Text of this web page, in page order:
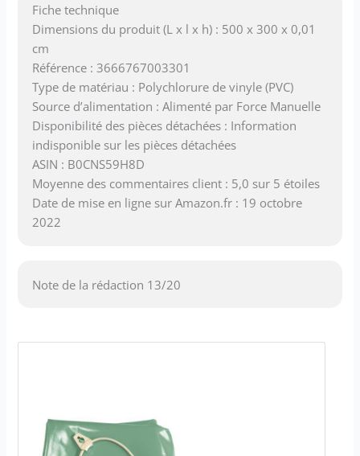
Fiche technique
Dimensions du produit (L x l x h) : 500 x 300 x 0,01
cm
Référence : 3666767003301
Type de matériau : Polychlorure de vinyle (PVC)
Source d’alimentation : Alimenté par Force Manuelle
Disponibilité des pièces détachées : Information
indisponible sur les pièces détachées
ASIN : B0CNS59H8D
Moyenne des commentaires client : 5,0 sur 5 étoiles
Date de mise en ligne sur Amazon.fr : 19 octobre
2022
Note de la rédaction 13/20